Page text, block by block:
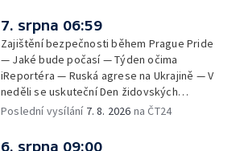
7. srpna 06:59
Zajištění bezpečnosti během Prague Pride
— Jaké bude počasí — Týden očima
iReportéra — Ruská agrese na Ukrajině — V
neděli se uskuteční Den židovských
památek — Vila Tugendhat slaví 25 let na
atletice 2026 — Výzkum: epidemie digitálních
Poslední vysílání 7. 8. 2026 na ČT24
6. srpna 09:00